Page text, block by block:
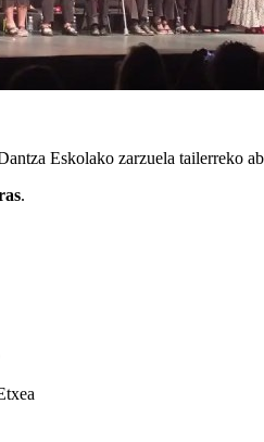
Eskolako zarzuela tailerreko
.